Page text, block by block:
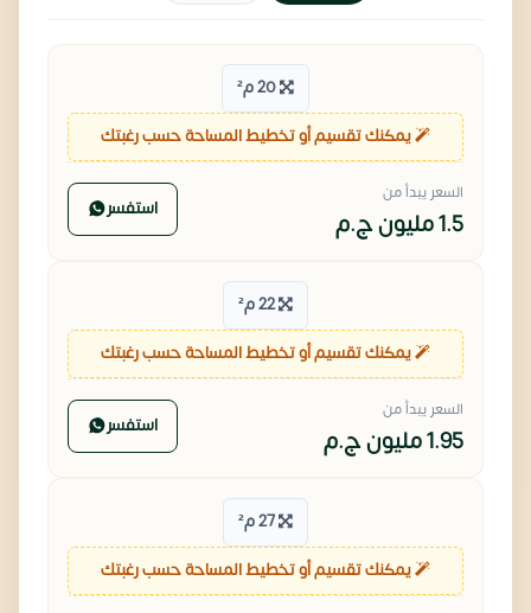
يمكنك تقسيم أو تخطيط المساحة حسب رغبتك
السعر يبدأ من
1.5 مليون ج.م استفسر
22 م²
يمكنك تقسيم أو تخطيط المساحة حسب رغبتك
السعر يبدأ من
1.95 مليون ج.م استفسر
يمكنك تقسيم أو تخطيط المساحة حسب رغبتك